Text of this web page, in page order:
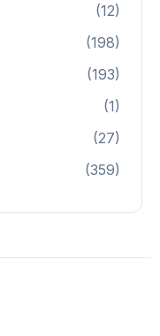
(12)
(198)
(193)
(1)
(27)
(359)